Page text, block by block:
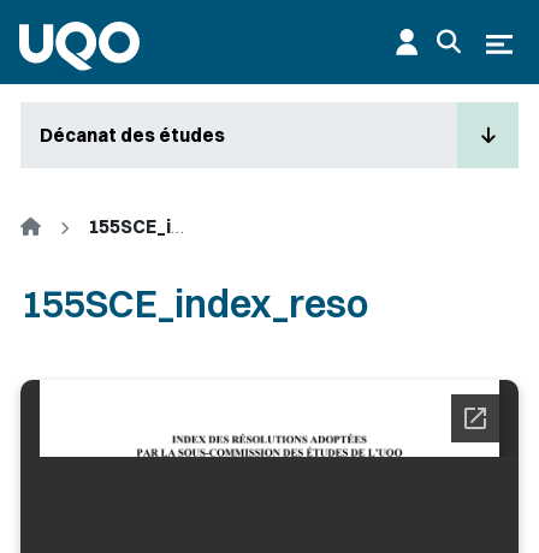
Décanat des études
Accueil 155SCE_index_reso
155SCE_index_reso